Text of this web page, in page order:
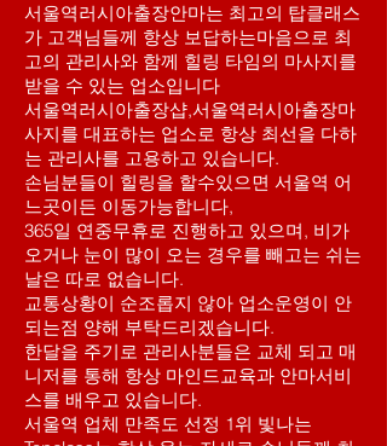
서울역러시아출장안마는 최고의 탑클래스
가 고객님들께 항상 보답하는마음으로 최
고의 관리사와 함께 힐링 타임의 마사지를
받을 수 있는 업소입니다
서울역러시아출장샵,서울역러시아출장마
사지를 대표하는 업소로 항상 최선을 다하
는 관리사를 고용하고 있습니다.
손님분들이 힐링을 할수있으면 서울역 어
느곳이든 이동가능합니다,
365일 연중무휴로 진행하고 있으며, 비가
오거나 눈이 많이 오는 경우를 빼고는 쉬는
날은 따로 없습니다.
교통상황이 순조롭지 않아 업소운영이 안
되는점 양해 부탁드리겠습니다.
한달을 주기로 관리사분들은 교체 되고 매
니저를 통해 항상 마인드교육과 안마서비
스를 배우고 있습니다.
서울역 업체 만족도 선정 1위 빛나는